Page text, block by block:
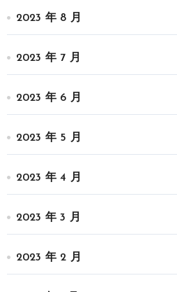
2023 年 8 月
2023 年 7 月
2023 年 6 月
2023 年 5 月
2023 年 4 月
2023 年 3 月
2023 年 2 月